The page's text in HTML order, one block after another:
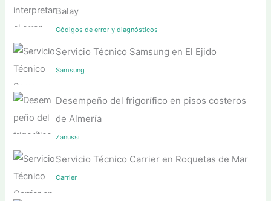
Balay
Códigos de error y diagnósticos
Servicio Técnico Samsung en El Ejido
Samsung
Desempeño del frigorífico en pisos costeros
de Almería
Zanussi
Servicio Técnico Carrier en Roquetas de Mar
Carrier